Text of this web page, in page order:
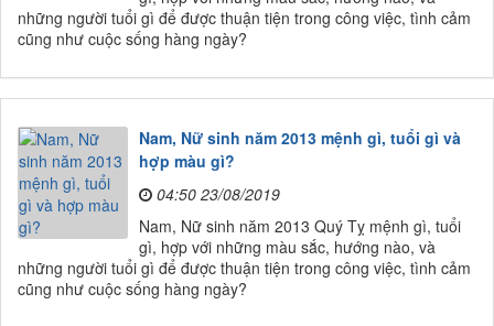
những người tuổi gì để được thuận tiện trong công việc, tình cảm
cũng như cuộc sống hàng ngày?
Nam, Nữ sinh năm 2013 mệnh gì, tuổi gì và
hợp màu gì?
04:50 23/08/2019
Nam, Nữ sinh năm 2013 Quý Tỵ mệnh gì, tuổi
gì, hợp với những màu sắc, hướng nào, và
những người tuổi gì để được thuận tiện trong công việc, tình cảm
cũng như cuộc sống hàng ngày?